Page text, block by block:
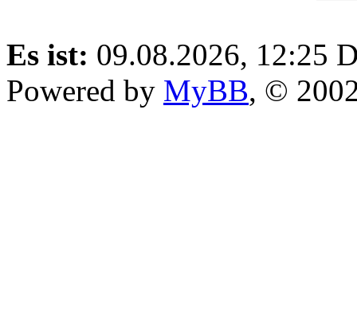
Board befindet sich
im Aufbau!
Es ist: 09.08.2026, 12:25
Powered by MyBB, ©